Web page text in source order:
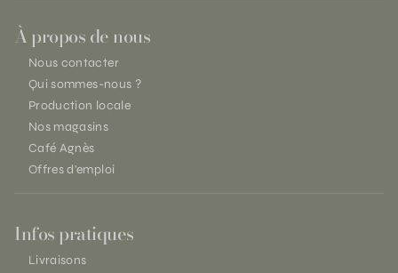
À propos de nous
Nous contacter
Qui sommes-nous ?
Production locale
Nos magasins
Café Agnès
Offres d'emploi
Infos pratiques
Livraisons